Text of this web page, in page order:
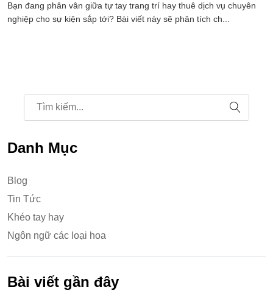
Bạn đang phân vân giữa tự tay trang trí hay thuê dịch vụ chuyên
nghiệp cho sự kiện sắp tới? Bài viết này sẽ phân tích ch...
Danh Mục
Blog
Tin Tức
Khéo tay hay
Ngôn ngữ các loại hoa
Bài viết gần đây